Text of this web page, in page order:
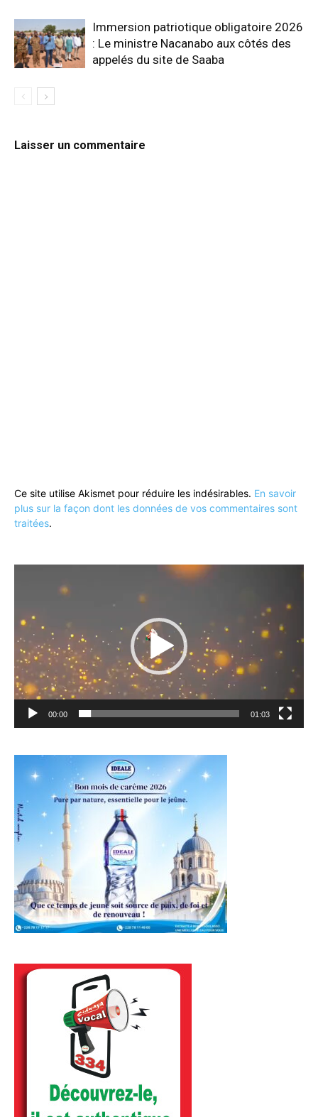
Immersion patriotique obligatoire 2026
: Le ministre Nacanabo aux côtés des
appelés du site de Saaba
Laisser un commentaire
Ce site utilise Akismet pour réduire les indésirables. En savoir
plus sur la façon dont les données de vos commentaires sont
traitées.
00:00 01:03